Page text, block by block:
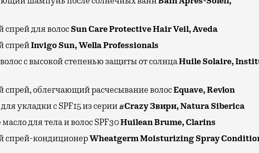
для волосSun Care Protective Hair Veil, Aveda
спрейInvigo Sun, Wella Professionals
с высокой степенью защиты от солнцаHuile Solaire,
облегчающий расчесывание волосEquave, Revlon
укладки с SPF15 из серии#Crazy Звири, Natura Siberica
для тела и волос SPF30Huilean Brume, Clarins
спрей-кондиционерWheatgerm Moisturizing Spray